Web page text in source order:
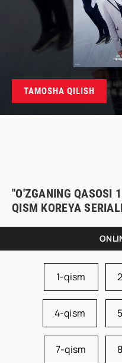
TAMOSHA QILISH
"O'ZGANING
QISM KOREYA
1-qism
4-qism
7-qism